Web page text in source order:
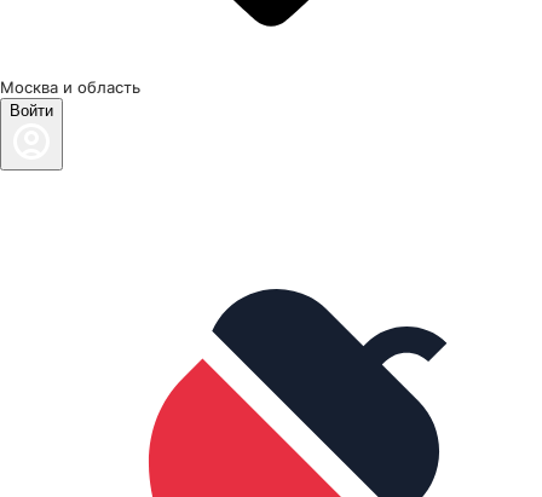
Москва и область
Войти